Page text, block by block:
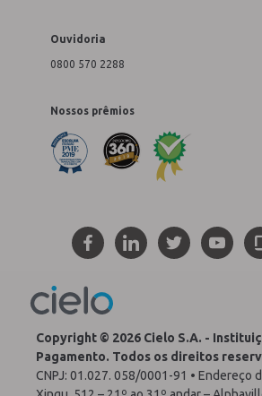
Ouvidoria
0800 570 2288
Nossos prêmios
Copyright © 2026 Cielo S.A. -
Pagamento. Todos os direitos
CNPJ: 01.027. 058/0001-91 • Endereço